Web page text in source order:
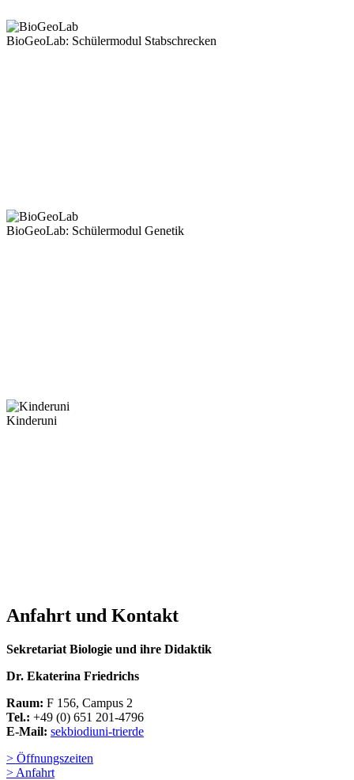
BioGeoLab: Schülermodul Stabschrecken
BioGeoLab: Schülermodul Genetik
Kinderuni
Anfahrt und Kontakt
Sekretariat Biologie und ihre Didaktik
Dr. Ekaterina Friedrichs
Raum: F 156, Campus 2
Tel.: +49 (0) 651 201-4796
E-Mail: sekbiodiuni-trierde
> Öffnungszeiten
> Anfahrt